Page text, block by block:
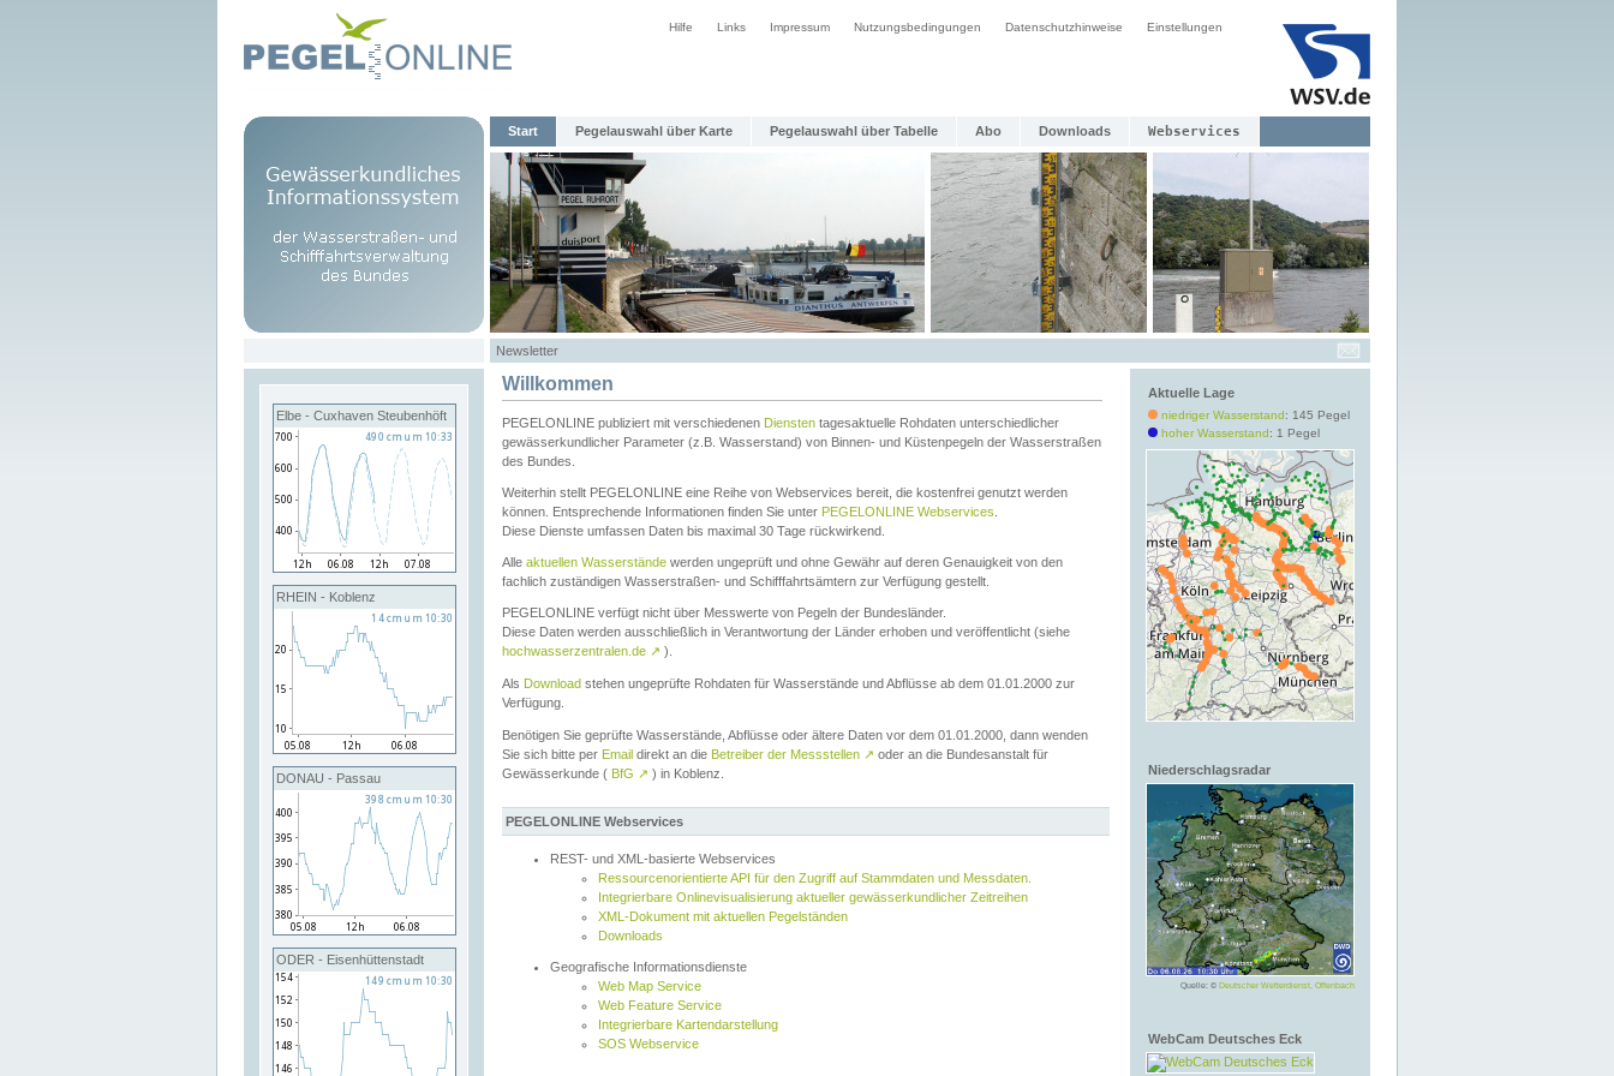
Hilfe Links Impressum Nutzungsbedingungen Datenschutzhinweise Einstellungen
Start Pegelauswahl über Karte Pegelauswahl über Tabelle Abo Downloads Webservices
Newsletter
Elbe - Cuxhaven Steubenhöft
RHEIN - Koblenz
DONAU - Passau
ODER - Eisenhüttenstadt
Aktuelle Lage
niedriger Wasserstand: 145 Pegel
hoher Wasserstand: 1 Pegel
Niederschlagsradar
Quelle: © Deutscher Wetterdienst, Offenbach
WebCam Deutsches Eck
Willkommen
PEGELONLINE publiziert mit verschiedenen Diensten tagesaktuelle Rohdaten unterschiedlicher
gewässerkundlicher Parameter (z.B. Wasserstand) von Binnen- und Küstenpegeln der Wasserstraßen
des Bundes.
Weiterhin stellt PEGELONLINE eine Reihe von Webservices bereit, die kostenfrei genutzt werden
können. Entsprechende Informationen finden Sie unter PEGELONLINE Webservices
Diese Dienste umfassen Daten bis maximal 30 Tage rückwirkend.
Alle aktuellen Wasserstände werden ungeprüft und ohne Gewähr auf deren Genauigkeit von den
fachlich zuständigen Wasserstraßen- und Schifffahrtsämtern zur Verfügung gestellt.
PEGELONLINE verfügt nicht über Messwerte von Pegeln der Bundesländer.
Diese Daten werden ausschließlich in Verantwortung der Länder erhoben und veröffentlicht (siehe
hochwasserzentralen.de ↗ ).
Als Download stehen ungeprüfte Rohdaten für Wasserstände und Abflüsse ab dem 01.01.2000 zur
Verfügung.
Benötigen Sie geprüfte Wasserstände, Abflüsse oder ältere Daten vor dem 01.01.2000, dann wenden
Sie sich bitte per Email direkt an die Betreiber der Messstellen ↗ oder an die Bundesanstalt für
Gewässerkunde ( BfG ↗ ) in Koblenz.
PEGELONLINE Webservices
REST- und XML-basierte Webservices
Ressourcenorientierte API für den Zugriff auf Stammdaten und Messdaten.
Integrierbare Onlinevisualisierung aktueller gewässerkundlicher Zeitreihen
XML-Dokument mit aktuellen Pegelständen
Downloads
Geografische Informationsdienste
Web Map Service
Web Feature Service
Integrierbare Kartendarstellung
SOS Webservice